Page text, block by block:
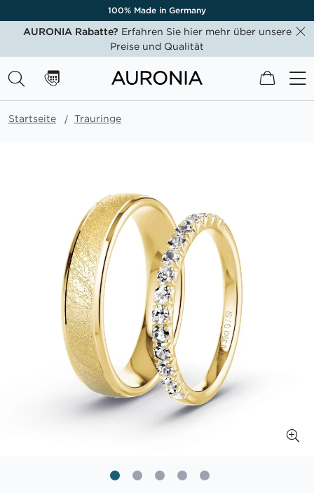
100% Made in Germany
AURONIA Rabatte? Erfahren Sie hier mehr über unsere
Preise und Qualität
Mein
Startseite Trauringe